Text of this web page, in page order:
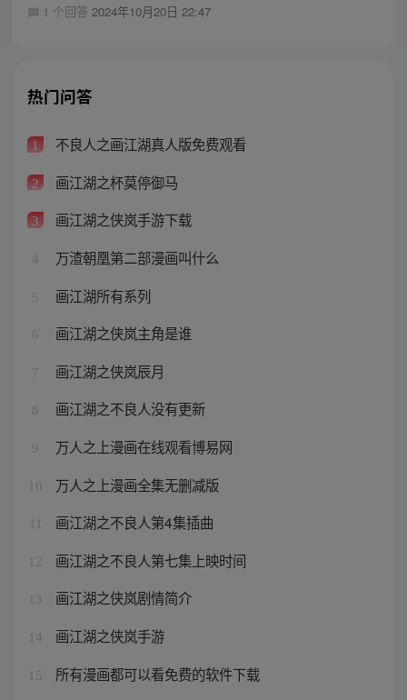
1 个回答 2024年10月20日 22:47
热门问答
1 不良人之画江湖真人版免费观看
2 画江湖之杯莫停御马
3 画江湖之侠岚手游下载
4 万渣朝凰第二部漫画叫什么
5 画江湖所有系列
6 画江湖之侠岚主角是谁
7 画江湖之侠岚辰月
8 画江湖之不良人没有更新
9 万人之上漫画在线观看博易网
10 万人之上漫画全集无删减版
画江湖之不良人第4集插曲
12 画江湖之不良人第七集上映时间
13 画江湖之侠岚剧情简介
14 画江湖之侠岚手游
15 所有漫画都可以看免费的软件下载